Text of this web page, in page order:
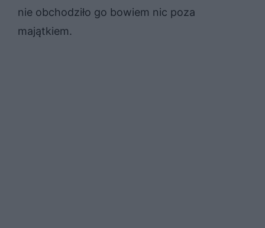
nie obchodziło go bowiem nic poza
majątkiem.